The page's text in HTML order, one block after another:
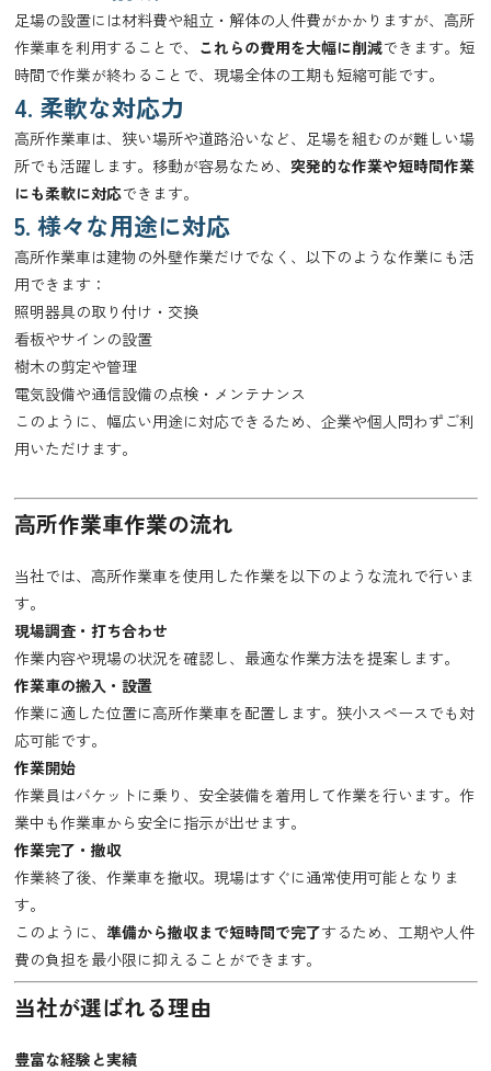
足場の設置には材料費や組立・解体の人件費がかかりますが、高所
作業車を利用することで、
これらの費用を大幅に削減できます。短
時間で作業が終わることで、現場全体の工期も短縮可能です。
4. 柔軟な対応力
高所作業車は、狭い場所や道路沿いなど、足場を組むのが難しい場
所でも活躍します。移動が容易なため、 突発的な作業や短時間作業
にも柔軟に対応できます。
5. 様々な用途に対応
高所作業車は建物の外壁作業だけでなく、以下のような作業にも活
用できます：
照明器具の取り付け・交換
看板やサインの設置
樹木の剪定や管理
電気設備や通信設備の点検・メンテナンス
このように、幅広い用途に対応できるため、企業や個人問わずご利
用いただけます。
高所作業車作業の流れ
当社では、高所作業車を使用した作業を以下のような流れで行いま
す。
現場調査・打ち合わせ
作業内容や現場の状況を確認し、最適な作業方法を提案します。
作業車の搬入・設置
作業に適した位置に高所作業車を配置します。狭小スペースでも対
応可能です。
作業開始
作業員はバケットに乗り、安全装備を着用して作業を行います。作
業中も作業車から安全に指示が出せます。
作業完了・撤収
作業終了後、作業車を撤収。現場はすぐに通常使用可能となりま
す。
このように、 準備から撤収まで短時間で完了するため、工期や人件
費の負担を最小限に抑えることができます。
当社が選ばれる理由
豊富な経験と実績